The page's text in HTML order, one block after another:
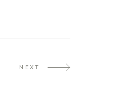
NEXT